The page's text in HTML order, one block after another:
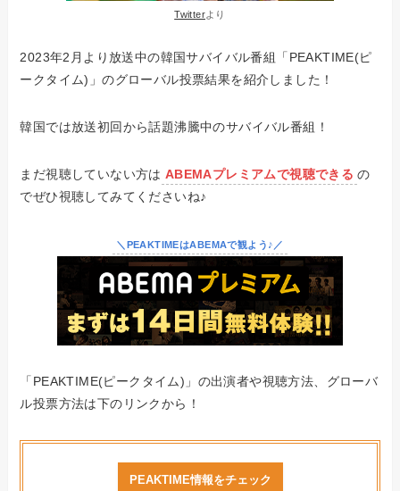
Twitterより
2023年2月より放送中の韓国サバイバル番組「PEAKTIME(ピ
ークタイム)」のグローバル投票結果を紹介しました！
韓国では放送初回から話題沸騰中のサバイバル番組！
まだ視聴していない方は ABEMAプレミアムで視聴できる の
でぜひ視聴してみてくださいね♪
＼PEAKTIMEはABEMAで観よう♪／
「PEAKTIME(ピークタイム)」の出演者や視聴方法、グローバ
ル投票方法は下のリンクから！
PEAKTIME情報をチェック